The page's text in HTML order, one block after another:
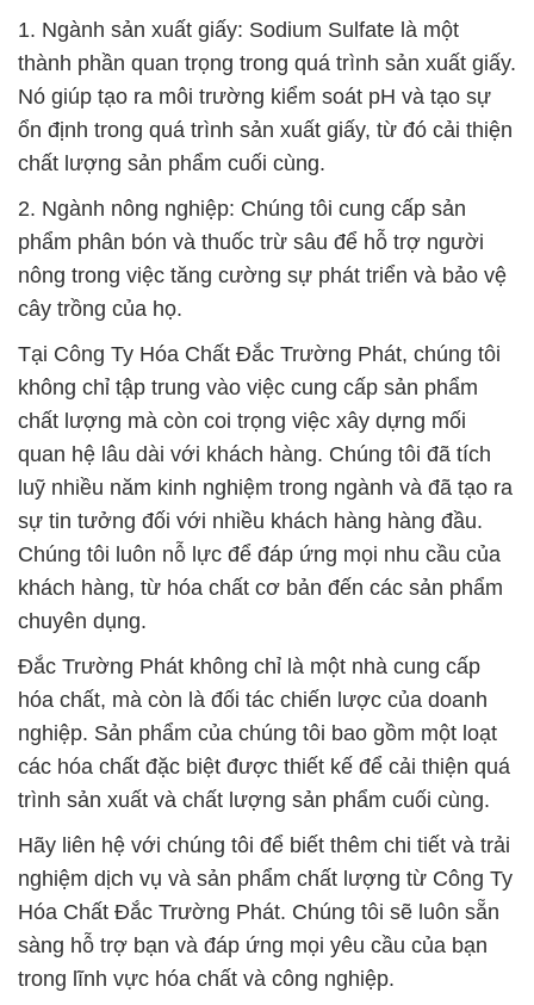
1. Ngành sản xuất giấy: Sodium Sulfate là một
thành phần quan trọng trong quá trình sản xuất giấy.
Nó giúp tạo ra môi trường kiểm soát pH và tạo sự
ổn định trong quá trình sản xuất giấy, từ đó cải thiện
chất lượng sản phẩm cuối cùng.
2. Ngành nông nghiệp: Chúng tôi cung cấp sản
phẩm phân bón và thuốc trừ sâu để hỗ trợ người
nông trong việc tăng cường sự phát triển và bảo vệ
cây trồng của họ.
Tại Công Ty Hóa Chất Đắc Trường Phát, chúng tôi
không chỉ tập trung vào việc cung cấp sản phẩm
chất lượng mà còn coi trọng việc xây dựng mối
quan hệ lâu dài với khách hàng. Chúng tôi đã tích
luỹ nhiều năm kinh nghiệm trong ngành và đã tạo ra
sự tin tưởng đối với nhiều khách hàng hàng đầu.
Chúng tôi luôn nỗ lực để đáp ứng mọi nhu cầu của
khách hàng, từ hóa chất cơ bản đến các sản phẩm
chuyên dụng.
Đắc Trường Phát không chỉ là một nhà cung cấp
hóa chất, mà còn là đối tác chiến lược của doanh
nghiệp. Sản phẩm của chúng tôi bao gồm một loạt
các hóa chất đặc biệt được thiết kế để cải thiện quá
trình sản xuất và chất lượng sản phẩm cuối cùng.
Hãy liên hệ với chúng tôi để biết thêm chi tiết và trải
nghiệm dịch vụ và sản phẩm chất lượng từ Công Ty
Hóa Chất Đắc Trường Phát. Chúng tôi sẽ luôn sẵn
sàng hỗ trợ bạn và đáp ứng mọi yêu cầu của bạn
trong lĩnh vực hóa chất và công nghiệp.